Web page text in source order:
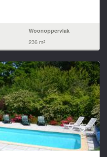
Woonoppervlak
236 m²